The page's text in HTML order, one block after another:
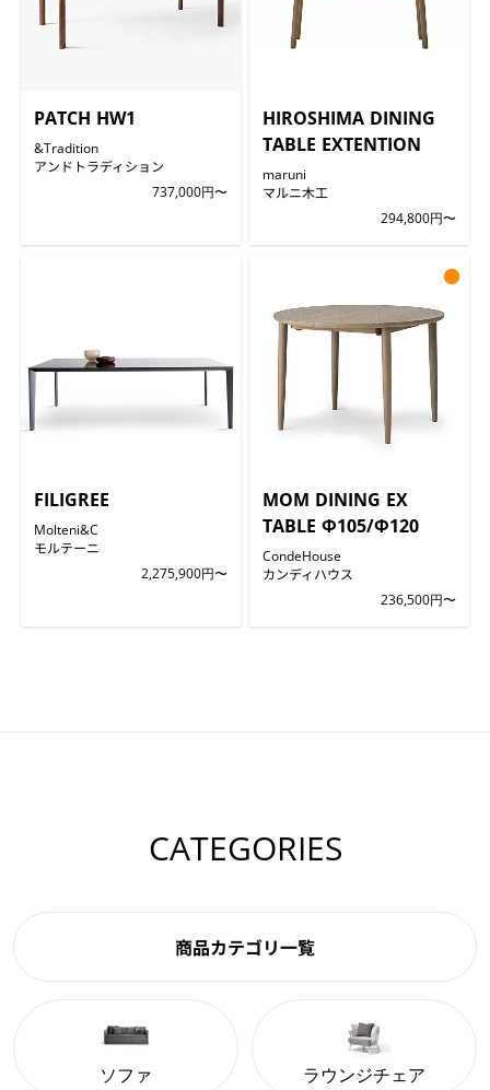
PATCH HW1
&Tradition
アンドトラディション
737,000円〜
HIROSHIMA DINING
TABLE EXTENTION
maruni
マルニ木工
294,800円〜
FILIGREE
Molteni&C
モルテーニ
2,275,900円〜
MOM DINING EX
TABLE Φ105/Φ120
CondeHouse
カンディハウス
236,500円〜
●
CATEGORIES
商品カテゴリ一覧
ソファ ラウンジチェア